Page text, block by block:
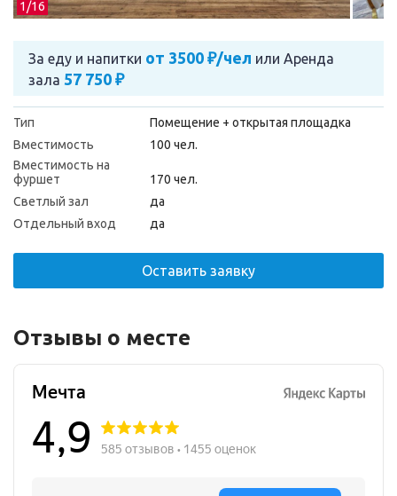
1/16
За еду и напитки от 3500 ₽/чел или Аренда
зала 57 750 ₽
Тип
Помещение + открытая площадка
Вместимость
100 чел.
Вместимость на
фуршет
170 чел.
Светлый зал
да
Отдельный вход
да
Оставить заявку
Отзывы о месте